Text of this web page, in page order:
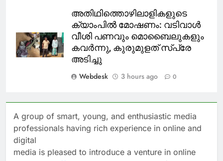
അതിഥിത്തൊഴിലാളികളുടെ
ക്യാംപിൽ മോഷണം: വടിവാൾ
വീശി പണവും മൊബൈലുകളും
കവർന്നു, കുരുമുളത് സ്പ്രേ
അടിച്ചു
Webdesk
3 hours ago 0
A group of smart, young, and enthusiastic media
professionals having rich experience in online and
digital
media is pleased to introduce a venture in online